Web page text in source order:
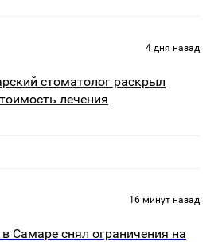
4 дня назад
стоматолог раскрыл
лечения
16 минут назад
Самаре снял ограничения на